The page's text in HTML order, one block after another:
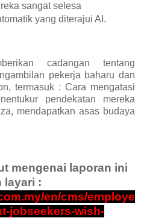
sangat selesa
yang diterajui AI.
cadangan tentang
pekerja baharu dan
termasuk : Cara mengatasi
pendekatan mereka
mendapatkan asas budaya
mengenai laporan ini
layari :
en/cms/employe
jobseekers-wish-